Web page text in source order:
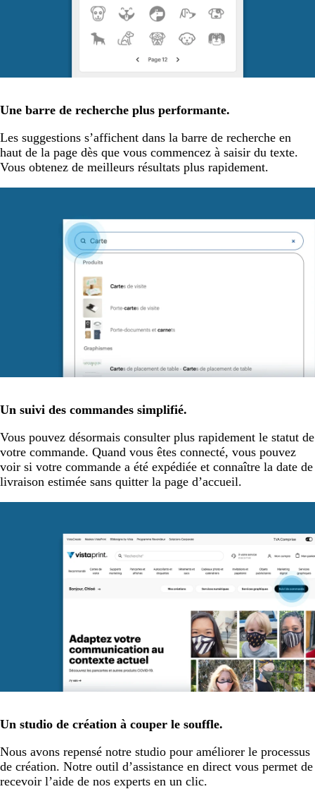
Une barre de recherche plus performante.
Les suggestions s’affichent dans la barre de recherche en
haut de la page dès que vous commencez à saisir du texte.
Vous obtenez de meilleurs résultats plus rapidement.
Un suivi des commandes simplifié.
Vous pouvez désormais consulter plus rapidement le statut de
votre commande. Quand vous êtes connecté, vous pouvez
voir si votre commande a été expédiée et connaître la date de
livraison estimée sans quitter la page d’accueil.
Un studio de création à couper le souffle.
Nous avons repensé notre studio pour améliorer le processus
de création. Notre outil d’assistance en direct vous permet de
recevoir l’aide de nos experts en un clic.